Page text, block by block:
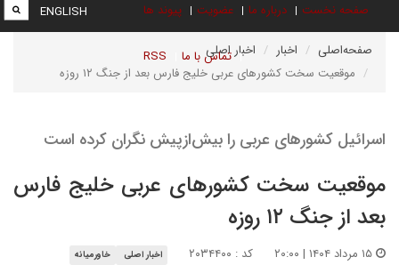
صفحه نخست درباره ما عضویت پیوند ها
تماس با ما RSS
ENGLISH
صفحه‌اصلی اخبار
اخبار اصلی
موقعیت سخت کشورهای عربی خلیج فارس بعد از جنگ ۱۲ روزه
اسرائیل کشورهای عربی را بیش‌از‌پیش نگران کرده است
موقعیت سخت کشورهای عربی خلیج فارس
بعد از جنگ ۱۲ روزه
کد : ۲۰۳۴۴۰۰ اخبار اصلی خاورمیانه